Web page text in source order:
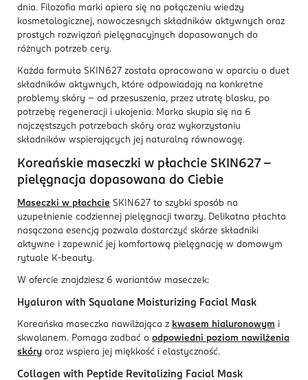
dnia. Filozofia marki opiera się na połączeniu wiedzy
kosmetologicznej, nowoczesnych składników aktywnych oraz
prostych rozwiązań pielęgnacyjnych dopasowanych do
różnych potrzeb cery.
Każda formuła SKIN627 została opracowana w oparciu o duet
składników aktywnych, które odpowiadają na konkretne
problemy skóry – od przesuszenia, przez utratę blasku, po
potrzebę regeneracji i ukojenia. Marka skupia się na 6
najczęstszych potrzebach skóry oraz wykorzystaniu
składników wspierających jej naturalną równowagę.
Koreańskie maseczki w płachcie SKIN627 –
pielęgnacja dopasowana do Ciebie
Maseczki w płachcie SKIN627 to szybki sposób na
uzupełnienie codziennej pielęgnacji twarzy. Delikatna płachta
nasączona esencją pozwala dostarczyć skórze składniki
aktywne i zapewnić jej komfortową pielęgnację w domowym
rytuale K-beauty.
W ofercie znajdziesz 6 wariantów maseczek:
Hyaluron with Squalane Moisturizing Facial Mask
Koreańska maseczka nawilżająca z kwasem hialuronowym i
skwalanem. Pomaga zadbać o odpowiedni poziom nawilżenia
skóry oraz wspiera jej miękkość i elastyczność.
Collagen with Peptide Revitalizing Facial Mask